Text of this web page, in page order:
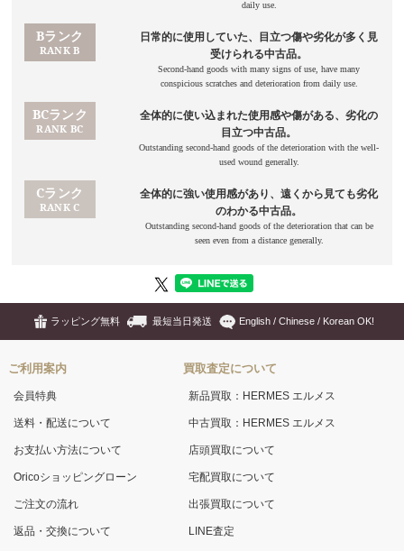
ラッピング無料 最短当日発送 English / Chinese / Korean OK!
ご利用案内
会員特典
送料・配送について
お支払い方法について
Oricoショッピングローン
ご注文の流れ
返品・交換について
買取査定について
新品買取：HERMES エルメス
中古買取：HERMES エルメス
店頭買取について
宅配買取について
出張買取について
LINE査定